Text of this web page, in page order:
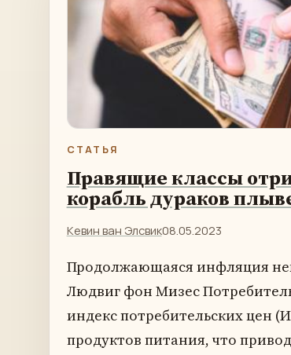
СТАТЬЯ
Правящие классы
корабль дураков
Кевин ван Элсвик08.05.2023
Продолжающаяся инфляция
Людвиг фон Мизес
индекс потребительских цен
продуктов питания, что